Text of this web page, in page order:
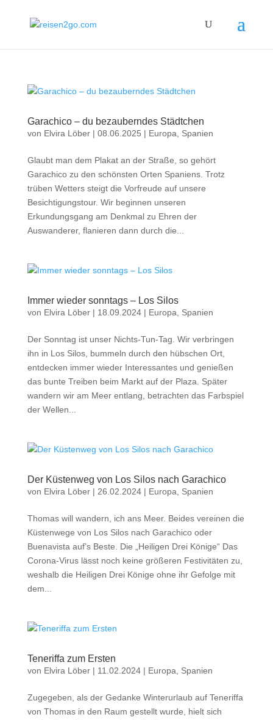
Garachico – du bezauberndes Städtchen
von Elvira Löber| 08.06.2025 | Europa Spanien
Glaubt man dem Plakat an der Straße, so gehört
Garachico zu den schönsten Orten Spaniens. Trotz
trüben Wetters steigt die Vorfreude auf unsere
Besichtigungstour. Wir beginnen unseren
Erkundungsgang am Denkmal zu Ehren der
Auswanderer, flanieren dann durch die...
Immer wieder sonntags – Los Silos
von Elvira Löber| 18.09.2024| Europa Spanien
Der Sonntag ist unser Nichts-Tun-Tag. Wir verbringen
ihn in Los Silos, bummeln durch den hübschen Ort,
entdecken immer wieder Interessantes und genießen
das bunte Treiben beim Markt auf der Plaza. Später
wandern wir am Meer entlang, betrachten das Farbspiel
der Wellen...
Der Küstenweg von Los Silos nach Garachico
von Elvira Löber| 26.02.2024| Europa Spanien
Thomas will wandern, ich ans Meer. Beides vereinen die
Küstenwege von Los Silos nach Garachico oder
Buenavista auf’s Beste. Die „Heiligen Drei Könige“ Das
Corona-Virus lässt noch keine größeren Festivitäten zu,
weshalb die Heiligen Drei Könige ohne ihr Gefolge mit
dem...
Teneriffa zum Ersten
von Elvira Löber| 11.02.2024| Europa Spanien
Zugegeben, als der Gedanke Winterurlaub auf Teneriffa
von Thomas in den Raum gestellt wurde, hielt sich